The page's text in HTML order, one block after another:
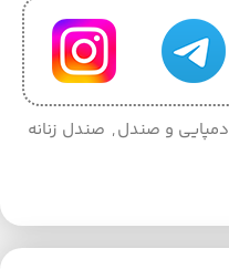
دمپایی و صندل, صندل زنانه